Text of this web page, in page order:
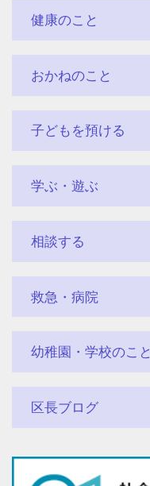
健康のこと
おかねのこと
子どもを預ける
学ぶ・遊ぶ
相談する
救急・病院
幼稚園・学校のこと
区長ブログ